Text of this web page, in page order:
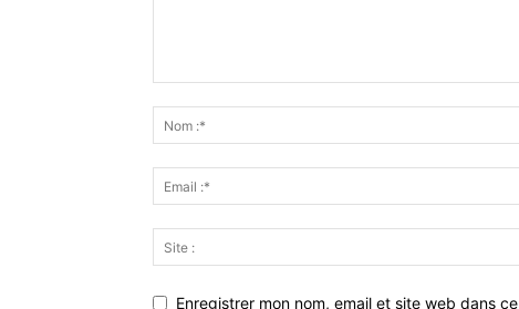
Enregistrer mon nom, email et site web dans